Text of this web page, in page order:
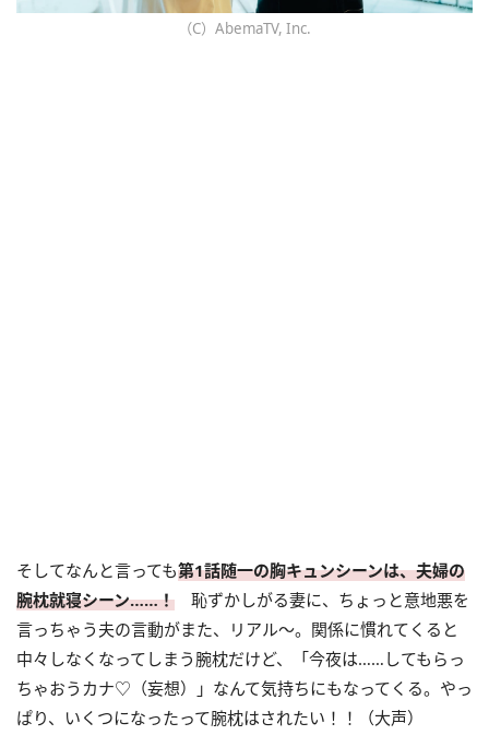
（C）AbemaTV, Inc.
そしてなんと言っても第1話随一の胸キュンシーンは、夫婦の
腕枕就寝シーン……！ 恥ずかしがる妻に、ちょっと意地悪を
言っちゃう夫の言動がまた、リアル～。関係に慣れてくると
中々しなくなってしまう腕枕だけど、「今夜は……してもらっ
ちゃおうカナ♡（妄想）」なんて気持ちにもなってくる。やっ
ぱり、いくつになったって腕枕はされたい！！（大声）